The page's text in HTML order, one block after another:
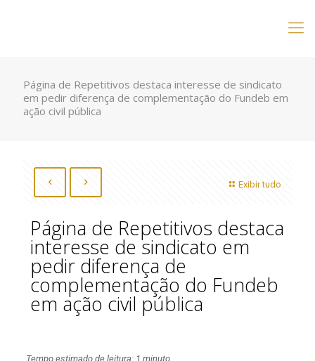
Página de Repetitivos destaca interesse de sindicato
em pedir diferença de complementação do Fundeb em
ação civil pública
Exibir tudo
Página de Repetitivos destaca
interesse de sindicato em
pedir diferença de
complementação do Fundeb
em ação civil pública
Tempo estimado de leitura: 1 minuto